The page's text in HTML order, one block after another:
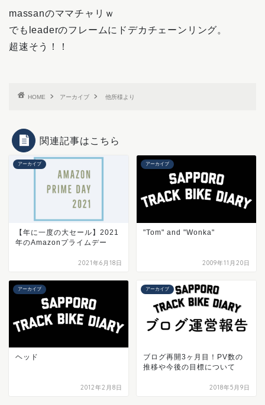
massanのママチャリｗ
でもleaderのフレームにドデカチェーンリング。
超速そう！！
HOME アーカイブ 他所様より
関連記事はこちら
アーカイブ
【年に一度の大セール】2021
年のAmazonプライムデー
2021年6月18日
アーカイブ
"Tom" and "Wonka"
2009年11月20日
アーカイブ
ヘッド
2012年2月8日
アーカイブ
ブログ再開3ヶ月目！PV数の
推移や今後の目標について
2018年5月9日